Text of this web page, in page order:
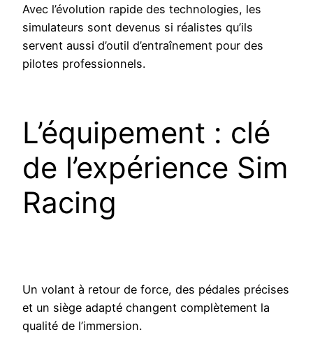
Avec l’évolution rapide des technologies, les
simulateurs sont devenus si réalistes qu’ils
servent aussi d’outil d’entraînement pour des
pilotes professionnels.
L’équipement : clé
de l’expérience Sim
Racing
Un volant à retour de force, des pédales précises
et un siège adapté changent complètement la
qualité de l’immersion.